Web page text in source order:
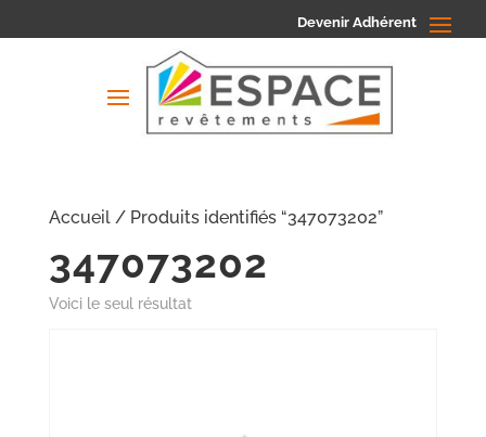
Devenir Adhérent
Accueil/ Produits identifiés “347073202”
347073202
Voici le seul résultat